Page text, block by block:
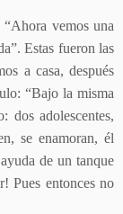
vemos una
Estas fueron las
a casa, después
“Bajo la misma
dos adolescentes,
se enamoran, él
de un tanque
Pues entonces no